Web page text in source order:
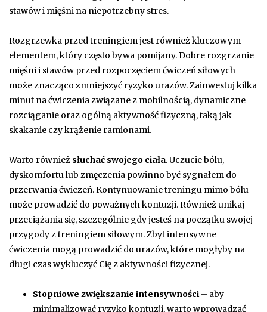
stawów i mięśni na niepotrzebny stres.
Rozgrzewka przed treningiem jest również kluczowym
elementem, który często bywa pomijany. Dobre rozgrzanie
mięśni i stawów przed rozpoczęciem ćwiczeń siłowych
może znacząco zmniejszyć ryzyko urazów. Zainwestuj kilka
minut na ćwiczenia związane z mobilnością, dynamiczne
rozciąganie oraz ogólną aktywność fizyczną, taką jak
skakanie czy krążenie ramionami.
Warto również słuchać swojego ciała. Uczucie bólu,
dyskomfortu lub zmęczenia powinno być sygnałem do
przerwania ćwiczeń. Kontynuowanie treningu mimo bólu
może prowadzić do poważnych kontuzji. Również unikaj
przeciążania się, szczególnie gdy jesteś na początku swojej
przygody z treningiem siłowym. Zbyt intensywne
ćwiczenia mogą prowadzić do urazów, które mogłyby na
długi czas wykluczyć Cię z aktywności fizycznej.
Stopniowe zwiększanie intensywności – aby
minimalizować ryzyko kontuzji, warto wprowadzać